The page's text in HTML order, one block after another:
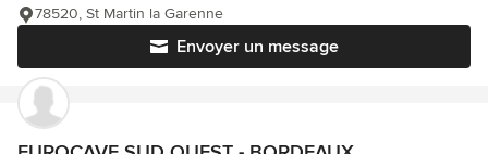
Envoyer un message
78520, St Martin la Garenne